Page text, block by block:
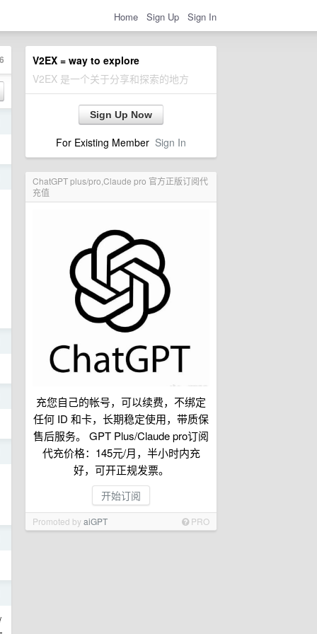
Home Sign Up Sign In
V2EX = way to explore
V2EX 是一个关于分享和探索的地方
Sign Up Now
For Existing Member Sign In
ChatGPT plus/pro,Claude pro 官方正版订阅代
充值
充您自己的帐号，可以续费，不绑定
任何 ID 和卡，长期稳定使用，带质保
售后服务。 GPT Plus/Claude pro订阅
代充价格：145元/月，半小时内充
好，可开正规发票。
开始订阅
Promoted byaiGPT PRO